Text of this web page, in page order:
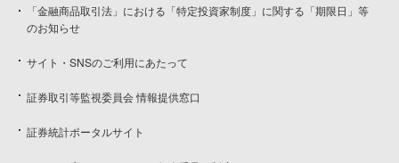
「金融商品取引法」における「特定投資家制度」に関する「期限日」等
のお知らせ
サイト・SNSのご利用にあたって
証券取引等監視委員会 情報提供窓口
証券統計ポータルサイト